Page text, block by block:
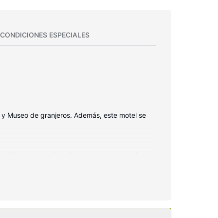
CONDICIONES ESPECIALES
Museo de granjeros. Además, este motel se
está provisto de artículos de higiene